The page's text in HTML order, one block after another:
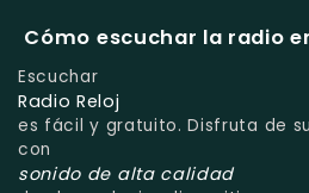
Cómo escuchar la radio
Escuchar
Radio Reloj
es fácil y gratuito. Disfruta de
con
sonido de alta calidad